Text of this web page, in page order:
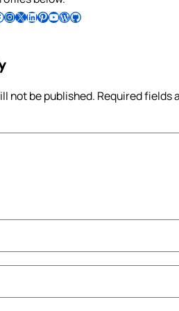
Follow Pradeep on InstagramFollow Pradeep on X Follow Pradeep on LinkedIn Follow Pradeep on Pinterest Subscribe to Pradeep’s Youtube Channel Follow Pradeep on WordPress Follow Pradeep on GitHub
not be published. Required fields